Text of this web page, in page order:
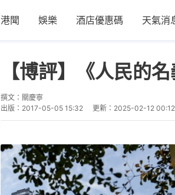
港聞 娛樂 酒店優惠碼 天氣消
【博評】《人民的
撰文： 關慶寧
出版： 2017-05-05 15:32 更新： 2025-02-12 00:12